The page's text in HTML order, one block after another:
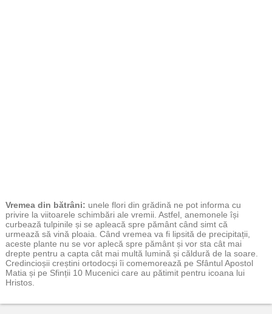
Vremea din bătrâni: unele flori din grădină ne pot informa cu
privire la viitoarele schimbări ale vremii. Astfel, anemonele își
curbează tulpinile și se apleacă spre pământ când simt că
urmează să vină ploaia. Când vremea va fi lipsită de precipitații,
aceste plante nu se vor aplecă spre pământ și vor sta cât mai
drepte pentru a capta cât mai multă lumină și căldură de la soare.
Credincioșii creștini ortodocși îi comemorează pe Sfântul Apostol
Matia și pe Sfinții 10 Mucenici care au pătimit pentru icoana lui
Hristos.